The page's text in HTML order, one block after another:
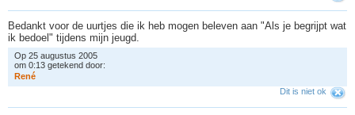
Bedankt voor de uurtjes die ik heb mogen beleven aan "Als je begrijpt wat
ik bedoel" tijdens mijn jeugd.
Op 25 augustus 2005
om 0:13 getekend door:
René
Dit is niet ok